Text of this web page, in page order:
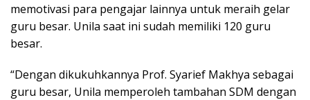
memotivasi para pengajar lainnya untuk meraih gelar
guru besar. Unila saat ini sudah memiliki 120 guru
besar.
“Dengan dikukuhkannya Prof. Syarief Makhya sebagai
guru besar, Unila memperoleh tambahan SDM dengan